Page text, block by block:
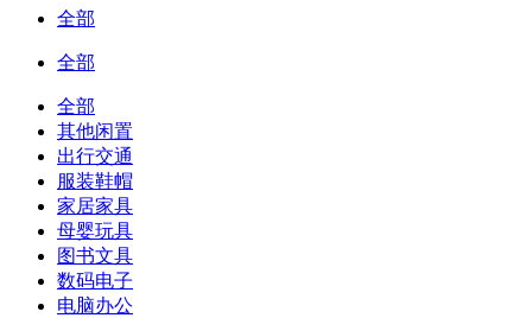
全部
全部
全部
其他闲置
出行交通
服装鞋帽
家居家具
母婴玩具
图书文具
数码电子
电脑办公